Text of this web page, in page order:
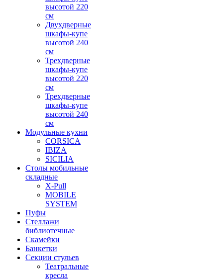
высотой 220
см
Двухдверные
шкафы-купе
высотой 240
см
Трехдверные
шкафы-купе
высотой 220
см
Трехдверные
шкафы-купе
высотой 240
см
Модульные кухни
CORSICA
IBIZA
SICILIA
Столы мобильные
складные
X-Pull
MOBILE
SYSTEM
Пуфы
Стеллажи
библиотечные
Скамейки
Банкетки
Секции стульев
Театральные
кресла